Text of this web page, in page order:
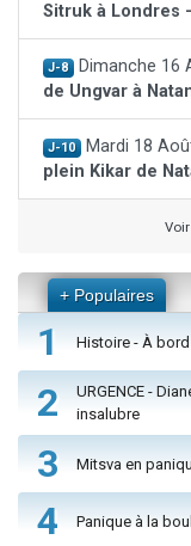
Sitruk à Londres
J-8 Dimanche 16
de Ungvar à
J-10 Mardi 18
plein Kikar de
+ Populaires
1 Histoire - À
2
URGENCE -
insalubre
3 Mitsva en
4 Panique à la